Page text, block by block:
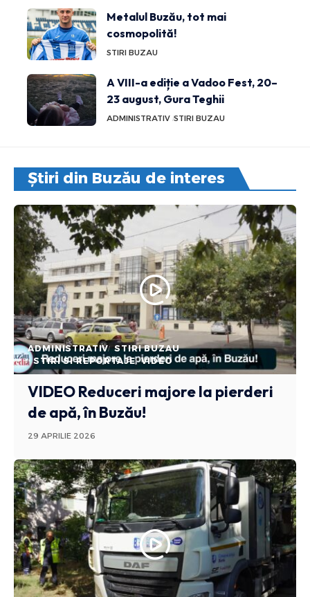
Metalul Buzău, tot mai
cosmopolită!
STIRI BUZAU
A VIII-a ediție a Vadoo Fest, 20–
23 august, Gura Teghii
ADMINISTRATIV STIRI BUZAU
Știri din Buzău de interes
ADMINISTRATIV STIRI BUZAU
STIRI SI REPORTAJE VIDEO
VIDEO Reduceri majore la pierderi
de apă, în Buzău!
29 APRILIE 2026